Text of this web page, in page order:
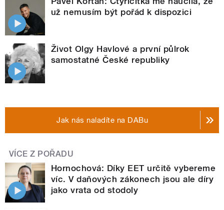
už nemusím být pořád k dispozici
Život Olgy Havlové a první půlrok
samostatné České republiky
Jak nás naladíte na DABu
VÍCE Z POŘADU
Hornochová: Díky EET určitě vybereme
víc. V daňových zákonech jsou ale díry
jako vrata od stodoly